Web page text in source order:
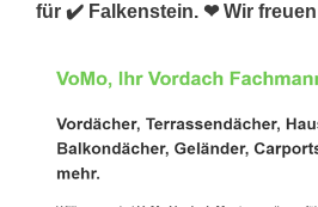
für ✔️ Falkenstein. ❤ Wir